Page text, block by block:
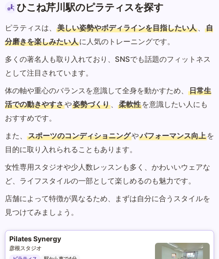
ひこね芹川駅のピラティスを探す
ピラティスは、 美しい姿勢やボディラインを目指したい人 、
自
分磨きを楽しみたい人に人気のトレーニングです。
多くの著名人も取り入れており、SNSでも話題のフィットネス
として注目されています。
体の軸や重心のバランスを意識して全身を動かすため、
日常生
活での動きやすさや姿勢づくり 、 柔軟性 を意識したい人にも
おすすめです。
また、
スポーツのコンディショニングやパフォーマンス向上 を
目的に取り入れられることもあります。
女性専用スタジオや少人数レッスンも多く、かわいいウェアな
ど、ライフスタイルの一部として楽しめるのも魅力です。
店舗によって特徴が異なるため、まずは自分に合うスタイルを
見つけてみましょう。
Pilates Synergy
彦根スタジオ